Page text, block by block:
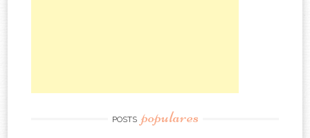
POSTS populares